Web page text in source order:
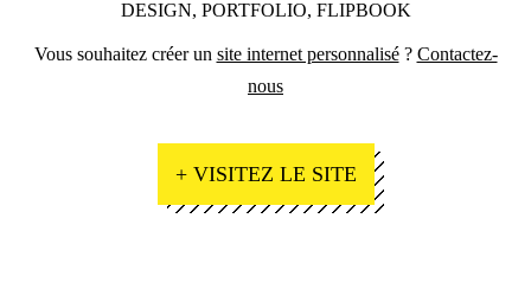
DESIGN, PORTFOLIO, FLIPBOOK
Vous souhaitez créer un site internet personnalisé? Contactez-
nous
+ VISITEZ LE SITE